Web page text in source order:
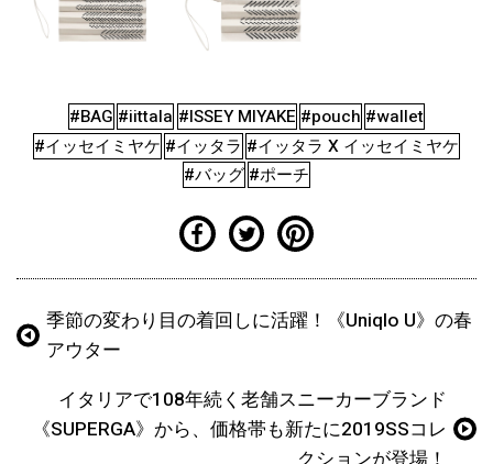
#BAG #iittala #ISSEY MIYAKE #pouch #wallet
#イッセイミヤケ #イッタラ #イッタラ X イッセイミヤケ
#バッグ #ポーチ
季節の変わり目の着回しに活躍！《Uniqlo U》の春
アウター
イタリアで108年続く老舗スニーカーブランド
《SUPERGA》から、価格帯も新たに2019SSコレ